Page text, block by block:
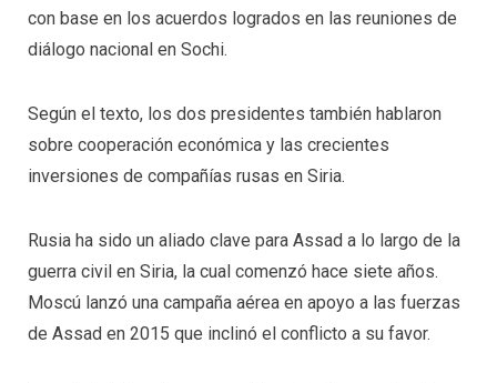
con base en los acuerdos logrados en las reuniones de
diálogo nacional en Sochi.
Según el texto, los dos presidentes también hablaron
sobre cooperación económica y las crecientes
inversiones de compañías rusas en Siria.
Rusia ha sido un aliado clave para Assad a lo largo de la
guerra civil en Siria, la cual comenzó hace siete años.
Moscú lanzó una campaña aérea en apoyo a las fuerzas
de Assad en 2015 que inclinó el conflicto a su favor.